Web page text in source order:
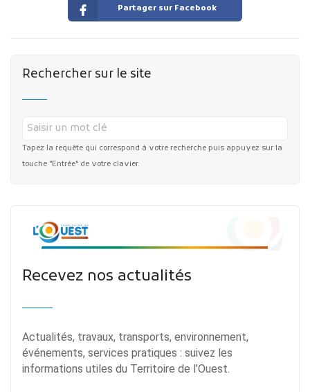
Partager sur Facebook
Rechercher sur le site
Tapez la requête qui correspond à votre recherche puis appuyez sur la
touche "Entrée" de votre clavier.
Recevez nos actualités
Actualités, travaux, transports, environnement,
événements, services pratiques : suivez les
informations utiles du Territoire de l’Ouest.